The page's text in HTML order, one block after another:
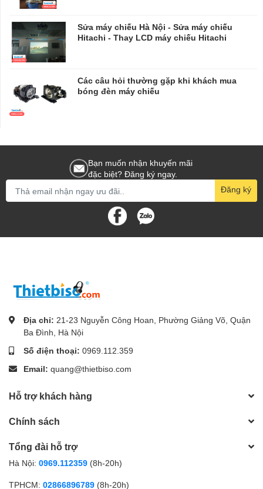
​​​​​​​Sửa máy chiếu Hà Nội - Sửa máy chiếu
Hitachi - Thay LCD máy chiếu Hitachi
Các câu hỏi thường gặp khi khách mua
bóng đèn máy chiếu
Bạn muốn nhận khuyến mãi
đặc biệt? Đăng ký ngay.
Đăng ký
Địa chỉ: 21-23 Nguyễn Công Hoan, Phường Giảng Võ, Quận
Ba Đình, Hà Nội
Số điện thoại: 0969.112.359
Email: quang@thietbiso.com
Hỗ trợ khách hàng
Chính sách
Tổng đài hỗ trợ
Hà Nội: 0969.112359 (8h-20h)
TPHCM: 02866896789 (8h-20h)